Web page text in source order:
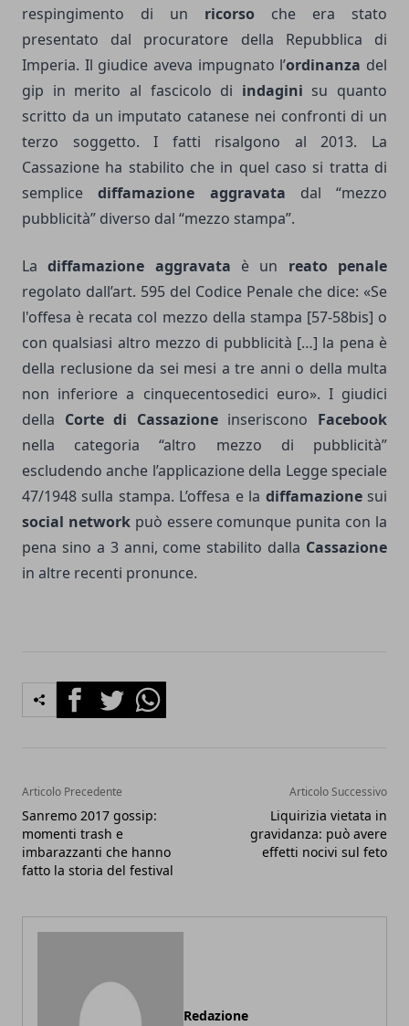
respingimento di un ricorso che era stato
presentato dal procuratore della Repubblica di
Imperia. Il giudice aveva impugnato l’ordinanza del
gip in merito al fascicolo di indagini su quanto
scritto da un imputato catanese nei confronti di un
terzo soggetto. I fatti risalgono al 2013. La
Cassazione ha stabilito che in quel caso si tratta di
semplice diffamazione aggravata dal “mezzo
pubblicità” diverso dal “mezzo stampa”.
Ladiffamazione aggravata è un reato penale
regolato dall’art. 595 del Codice Penale che dice: «Se
l'offesa è recata col mezzo della stampa [57-58bis] o
con qualsiasi altro mezzo di pubblicità […] la pena è
della reclusione da sei mesi a tre anni o della multa
non inferiore a cinquecentosedici euro». I giudici
della Corte di Cassazioneinseriscono Facebook
nella categoria “altro mezzo di pubblicità”
escludendo anche l’applicazione della Legge speciale
47/1948 sulla stampa. L’offesa e la diffamazionesui
social networkpuò essere comunque punita con la
pena sino a 3 anni, come stabilito dalla Cassazione
in altre recenti pronunce.
FacebookTwitterWhatsapp
Articolo Precedente
Sanremo 2017 gossip:
momenti trash e
imbarazzanti che hanno
fatto la storia del festival
Articolo Successivo
Liquirizia vietata in
gravidanza: può avere
effetti nocivi sul feto
Redazione